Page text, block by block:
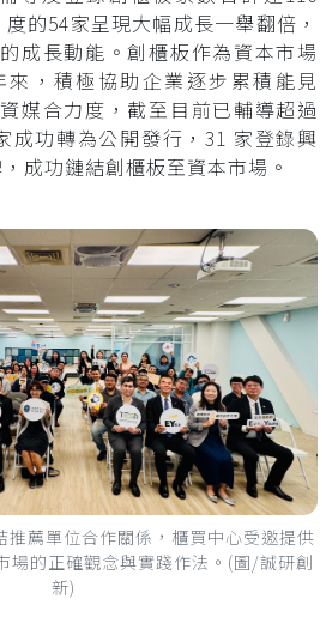
的54家呈現大幅成長一舉翻倍，
成長動能。創櫃板作為資本市場
來，積極協助企業逐步累積能見
媒合力度，截至目前已輔導超過
成功轉為公開發行，31 家登錄興
成功鏈結創櫃板至資本市場。
推薦單位合作關係，櫃買中心受邀提供
場的正確觀念與實踐作法。(圖/誠研創
新)